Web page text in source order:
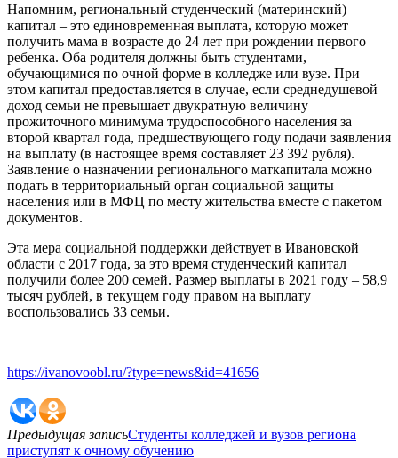
Напомним, региональный студенческий (материнский)
капитал – это единовременная выплата, которую может
получить мама в возрасте до 24 лет при рождении первого
ребенка. Оба родителя должны быть студентами,
обучающимися по очной форме в колледже или вузе. При
этом капитал предоставляется в случае, если среднедушевой
доход семьи не превышает двукратную величину
прожиточного минимума трудоспособного населения за
второй квартал года, предшествующего году подачи заявления
на выплату (в настоящее время составляет 23 392 рубля).
Заявление о назначении регионального маткапитала можно
подать в территориальный орган социальной защиты
населения или в МФЦ по месту жительства вместе с пакетом
документов.
Эта мера социальной поддержки действует в Ивановской
области с 2017 года, за это время студенческий капитал
получили более 200 семей. Размер выплаты в 2021 году – 58,9
тысяч рублей, в текущем году правом на выплату
воспользовались 33 семьи.
https://ivanovoobl.ru/?type=news&id=41656
Предыдущая записьСтуденты колледжей и вузов региона
приступят к очному обучению